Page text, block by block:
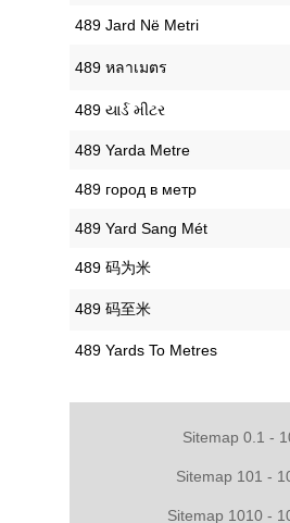
‎489 Jard Në Metri
‎489 หลาเมตร
‎489 યાર્ડ મીટર
‎489 Yarda Metre
‎489 город в метр
‎489 Yard Sang Mét
‎489 码为米
‎489 码至米
‎489 Yards To Metres
Sitemap 0.1 -
Sitemap 101 -
Sitemap 1010 -